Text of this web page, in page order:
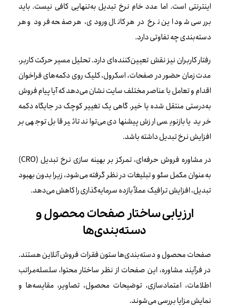
اینترنتی است. اما عدد خام نرخ تبدیل به‌تنهایی کافی نیست. باید
بررسی شود این نرخ در هر کانال ورودی، هر صفحه فرود و هر
دسته‌بندی چه تفاوتی دارد.
رفتار کاربران نیز نقش تعیین‌کننده‌ای دارد. تحلیل مسیر حرکت کاربر،
مدت زمان حضور در صفحات، اسکرول، کلیک روی دکمه‌های فراخوان
اقدام و تعامل با عناصر مختلف سایت نشان می‌دهد که آیا پیام فروش
به‌درستی منتقل شده یا خیر. گاهی یک تغییر کوچک در جایگاه دکمه
خرید یا بازنویسی ارزش پیشنهادی می‌تواند تاثیر قابل توجهی بر
افزایش نرخ تبدیل داشته باشد.
در مشاوره فروش حرفه‌ای، تمرکز بر بهینه سازی نرخ تبدیل (CRO)
به‌عنوان مکمل سئو و تبلیغات در نظر گرفته می‌شود، زیرا بدون بهبود
تبدیل، افزایش ترافیک عملاً بازده سرمایه‌گذاری را کاهش می‌دهد.
ارزیابی ساختار صفحات محصول و
دسته‌بندی‌ها
صفحات محصول و دسته‌بندی‌ها ستون فقرات فروش آنلاین هستند.
در فرآیند مشاوره، این صفحات از نظر ساختار محتوا، سلسله‌مراتب
اطلاعات، اعتمادسازی، توضیحات محصول، تصاویر، مقایسه‌ها و
نمایش مزایا بررسی می‌شوند.